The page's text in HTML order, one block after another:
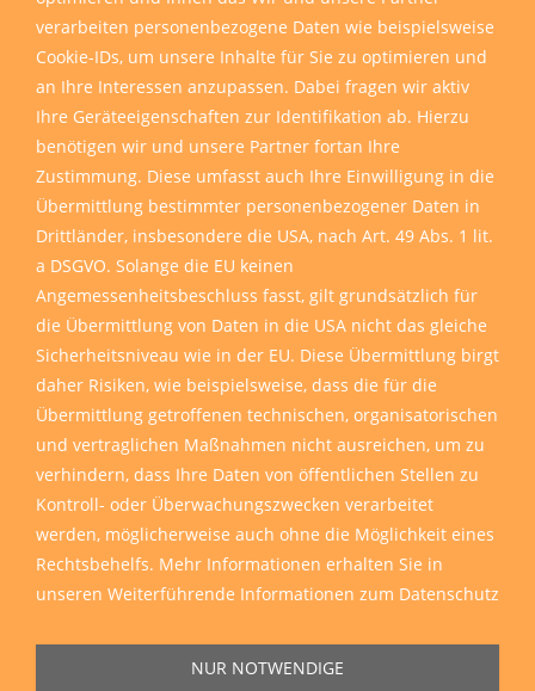
verarbeiten personenbezogene Daten wie beispielsweise
Cookie-IDs, um unsere Inhalte für Sie zu optimieren und
an Ihre Interessen anzupassen. Dabei fragen wir aktiv
Ihre Geräteeigenschaften zur Identifikation ab. Hierzu
benötigen wir und unsere Partner fortan Ihre
Zustimmung. Diese umfasst auch Ihre Einwilligung in die
Übermittlung bestimmter personenbezogener Daten in
Drittländer, insbesondere die USA, nach Art. 49 Abs. 1 lit.
a DSGVO. Solange die EU keinen
Angemessenheitsbeschluss fasst, gilt grundsätzlich für
die Übermittlung von Daten in die USA nicht das gleiche
Sicherheitsniveau wie in der EU. Diese Übermittlung birgt
daher Risiken, wie beispielsweise, dass die für die
Übermittlung getroffenen technischen, organisatorischen
und vertraglichen Maßnahmen nicht ausreichen, um zu
verhindern, dass Ihre Daten von öffentlichen Stellen zu
Kontroll- oder Überwachungszwecken verarbeitet
werden, möglicherweise auch ohne die Möglichkeit eines
Rechtsbehelfs. Mehr Informationen erhalten Sie in
unseren Weiterführende Informationen zum Datenschutz
NUR NOTWENDIGE